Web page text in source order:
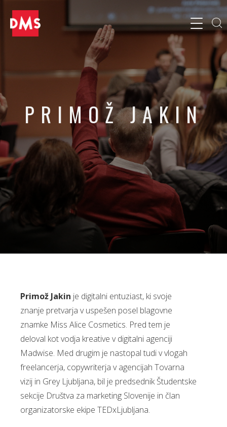
PRIMOŽ JAKIN
Soustanovitelj, Miss Alice Cosmetics
Primož Jakin je digitalni entuziast, ki svoje
znanje pretvarja v uspešen posel blagovne
znamke Miss Alice Cosmetics. Pred tem je
deloval kot vodja kreative v digitalni agenciji
Madwise. Med drugim je nastopal tudi v vlogah
freelancerja, copywriterja v agencijah Tovarna
vizij in Grey Ljubljana, bil je predsednik Študentske
sekcije Društva za marketing Slovenije in član
organizatorske ekipe TEDxLjubljana.